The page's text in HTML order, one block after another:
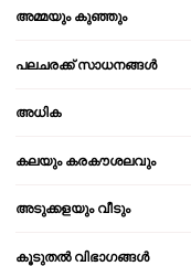
അമ്മയും കുഞ്ഞും
പലചരക്ക് സാധനങ്ങൾ
അധിക
കലയും കരകൗശലവും
അടുക്കളയും വീടും
കൂടുതൽ വിഭാഗങ്ങൾ